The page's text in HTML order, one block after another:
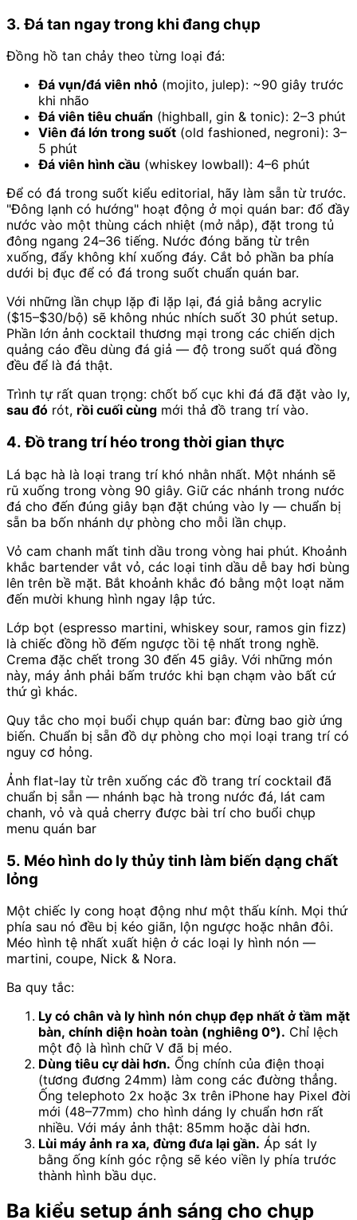
3. Đá tan ngay trong khi đang chụp
Đồng hồ tan chảy theo từng loại đá:
Đá vụn/đá viên nhỏ (mojito, julep): ~90 giây trước
khi nhão
Đá viên tiêu chuẩn (highball, gin & tonic): 2–3 phút
Viên đá lớn trong suốt (old fashioned, negroni): 3–
5 phút
Đá viên hình cầu (whiskey lowball): 4–6 phút
Để có đá trong suốt kiểu editorial, hãy làm sẵn từ trước.
"Đông lạnh có hướng" hoạt động ở mọi quán bar: đổ đầy
nước vào một thùng cách nhiệt (mở nắp), đặt trong tủ
đông ngang 24–36 tiếng. Nước đóng băng từ trên
xuống, đẩy không khí xuống đáy. Cắt bỏ phần ba phía
dưới bị đục để có đá trong suốt chuẩn quán bar.
Với những lần chụp lặp đi lặp lại, đá giả bằng acrylic
($15–$30/bộ) sẽ không nhúc nhích suốt 30 phút setup.
Phần lớn ảnh cocktail thương mại trong các chiến dịch
quảng cáo đều dùng đá giả — độ trong suốt quá đồng
đều để là đá thật.
Trình tự rất quan trọng: chốt bố cục khi đá đã đặt vào ly,
sau đó rót, rồi cuối cùng mới thả đồ trang trí vào.
4. Đồ trang trí héo trong thời gian thực
Lá bạc hà là loại trang trí khó nhằn nhất. Một nhánh sẽ
rũ xuống trong vòng 90 giây. Giữ các nhánh trong nước
đá cho đến đúng giây bạn đặt chúng vào ly — chuẩn bị
sẵn ba bốn nhánh dự phòng cho mỗi lần chụp.
Vỏ cam chanh mất tinh dầu trong vòng hai phút. Khoảnh
khắc bartender vắt vỏ, các loại tinh dầu dễ bay hơi bùng
lên trên bề mặt. Bắt khoảnh khắc đó bằng một loạt năm
đến mười khung hình ngay lập tức.
Lớp bọt (espresso martini, whiskey sour, ramos gin fizz)
là chiếc đồng hồ đếm ngược tồi tệ nhất trong nghề.
Crema đặc chết trong 30 đến 45 giây. Với những món
này, máy ảnh phải bấm trước khi bạn chạm vào bất cứ
thứ gì khác.
Quy tắc cho mọi buổi chụp quán bar: đừng bao giờ ứng
biến. Chuẩn bị sẵn đồ dự phòng cho mọi loại trang trí có
nguy cơ hỏng.
Ảnh flat-lay từ trên xuống các đồ trang trí cocktail đã
chuẩn bị sẵn — nhánh bạc hà trong nước đá, lát cam
chanh, vỏ và quả cherry được bài trí cho buổi chụp
menu quán bar
5. Méo hình do ly thủy tinh làm biến dạng chất
lỏng
Một chiếc ly cong hoạt động như một thấu kính. Mọi thứ
phía sau nó đều bị kéo giãn, lộn ngược hoặc nhân đôi.
Méo hình tệ nhất xuất hiện ở các loại ly hình nón —
martini, coupe, Nick & Nora.
Ba quy tắc:
Ly có chân và ly hình nón chụp đẹp nhất ở tầm mặt
bàn, chính diện hoàn toàn (nghiêng 0°). Chỉ lệch
một độ là hình chữ V đã bị méo.
Dùng tiêu cự dài hơn. Ống chính của điện thoại
(tương đương 24mm) làm cong các đường thẳng.
Ống telephoto 2x hoặc 3x trên iPhone hay Pixel đời
mới (48–77mm) cho hình dáng ly chuẩn hơn rất
nhiều. Với máy ảnh thật: 85mm hoặc dài hơn.
Lùi máy ảnh ra xa, đừng đưa lại gần. Áp sát ly
bằng ống kính góc rộng sẽ kéo viền ly phía trước
thành hình bầu dục.
Ba kiểu setup ánh sáng cho chụp